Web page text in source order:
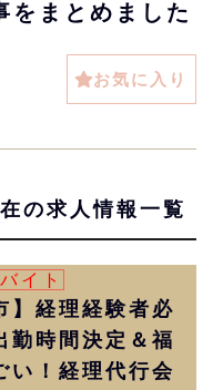
をまとめました
お気に入り
の求人情報一覧
イト
】経理経験者必
勤時間決定＆福
い！経理代行会